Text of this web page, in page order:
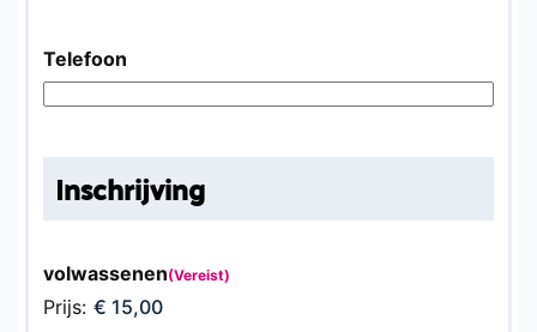
Telefoon
Inschrijving
volwassenen(Vereist)
Prijs: